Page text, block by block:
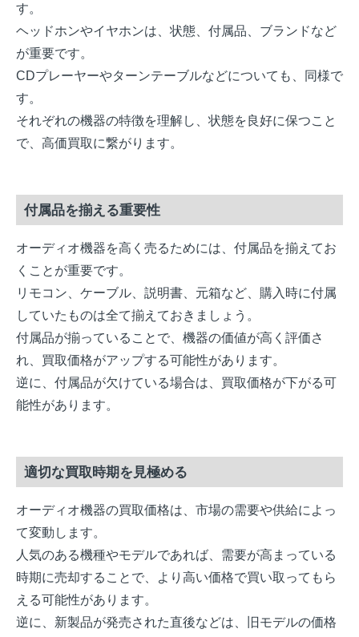
す。
ヘッドホンやイヤホンは、状態、付属品、ブランドなど
が重要です。
CDプレーヤーやターンテーブルなどについても、同様で
す。
それぞれの機器の特徴を理解し、状態を良好に保つこと
で、高価買取に繋がります。
付属品を揃える重要性
オーディオ機器を高く売るためには、付属品を揃えてお
くことが重要です。
リモコン、ケーブル、説明書、元箱など、購入時に付属
していたものは全て揃えておきましょう。
付属品が揃っていることで、機器の価値が高く評価さ
れ、買取価格がアップする可能性があります。
逆に、付属品が欠けている場合は、買取価格が下がる可
能性があります。
適切な買取時期を見極める
オーディオ機器の買取価格は、市場の需要や供給によっ
て変動します。
人気のある機種やモデルであれば、需要が高まっている
時期に売却することで、より高い価格で買い取ってもら
える可能性があります。
逆に、新製品が発売された直後などは、旧モデルの価格